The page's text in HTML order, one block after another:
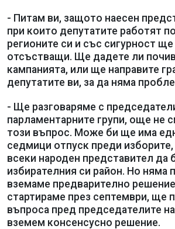
- Питам ви, защото наесен
при които депутатите работят
регионите си и със сигурност
отсъстващи. Ще дадете ли
кампанията, или ще направите
депутатите ви, за да няма
- Ще разговаряме с
парламентарните групи, още не
този въпрос. Може би ще има
седмици отпуск преди
всеки народен представител да
избирателния си район. Но няма
вземаме предварително
стартираме през септември, ще
въпроса пред председателите
вземем консенсусно решение.